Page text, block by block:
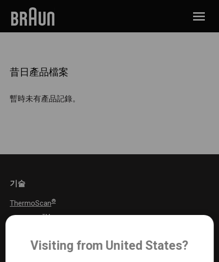
昔日產品檔案
暫時未有產品記錄。
기술
ThermoScan®
AgeSmart TM
연락처 안내
Visiting from United States?